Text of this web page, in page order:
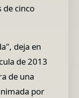
de cinco
deja en
de 2013
de una
por